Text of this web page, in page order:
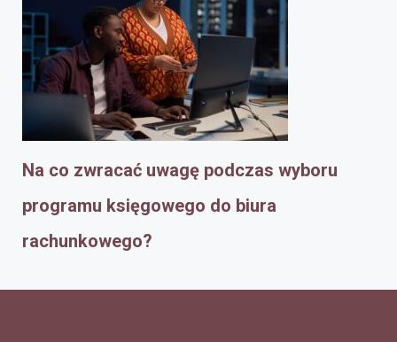
Na co zwracać uwagę podczas wyboru
programu księgowego do biura
rachunkowego?